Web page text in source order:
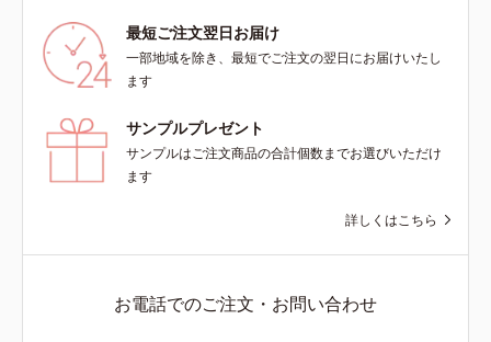
最短ご注文翌日お届け
一部地域を除き、最短でご注文の翌日にお届けいたし
ます
サンプルプレゼント
サンプルはご注文商品の合計個数までお選びいただけ
ます
詳しくはこちら
お電話でのご注文・お問い合わせ